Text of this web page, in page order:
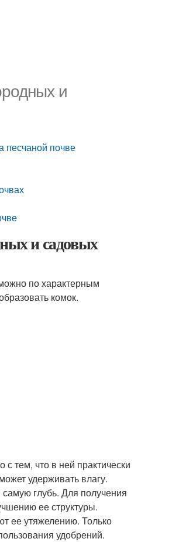
и
песчаной почве
и садовых
по характерным
комок.
тем, что в ней практически
удерживать влагу.
глубь. Для получения
ее структуры.
ее утяжелению. Только
удобрений.